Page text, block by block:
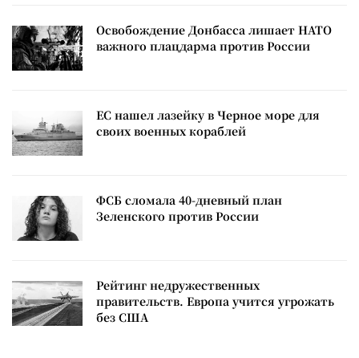
Освобождение Донбасса лишает НАТО
важного плацдарма против России
ЕС нашел лазейку в Черное море для
своих военных кораблей
ФСБ сломала 40-дневный план
Зеленского против России
Рейтинг недружественных
правительств. Европа учится угрожать
без США